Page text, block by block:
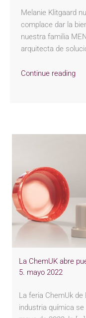
Melanie Klitgaard
complace dar la
nuestra familia
arquitecta de
Continue reading
La ChemUK abre
5. mayo 2022
La feria ChemUk de
industria química se